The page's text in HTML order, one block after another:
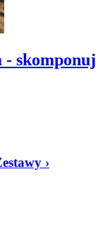
- skomponuj
›